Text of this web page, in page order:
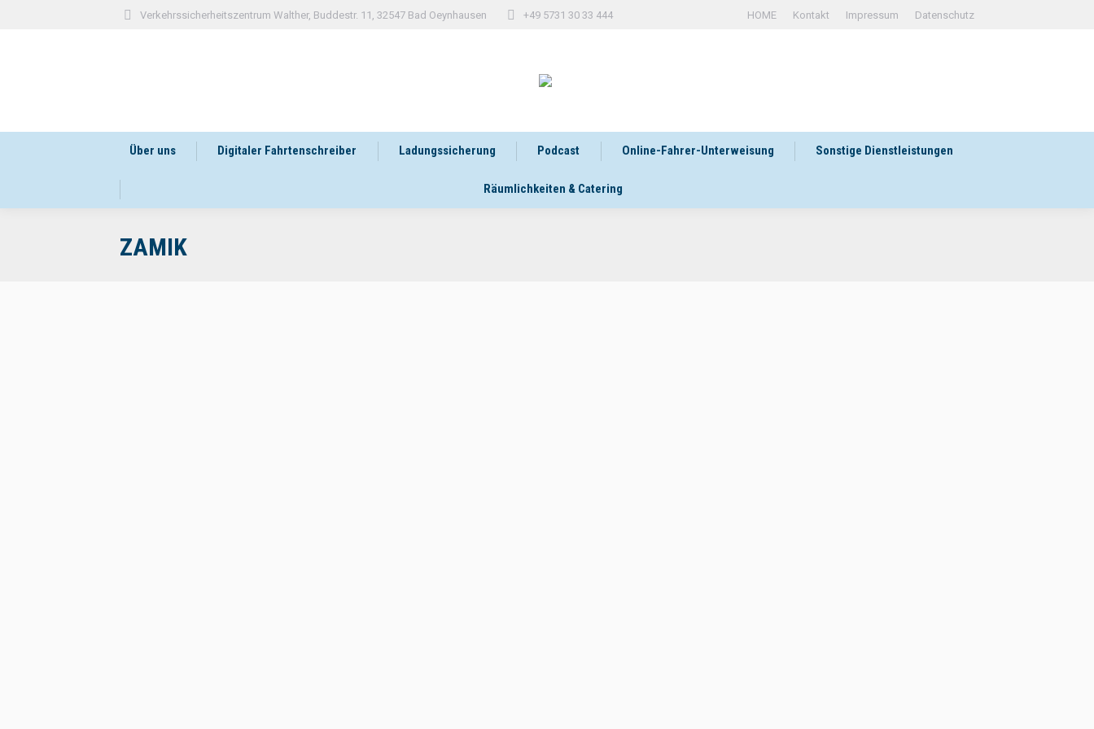
Verkehrssicherheitszentrum Walther, Buddestr. 11, 32547 Bad Oeynhausen +49 5731 30 33 444 HOME Kontakt Impressum Datenschutz
Über uns Digitaler Fahrtenschreiber Ladungssicherung Podcast Online-Fahrer-Unterweisung Sonstige Dienstleistungen
Räumlichkeiten & Catering
ZAMIK